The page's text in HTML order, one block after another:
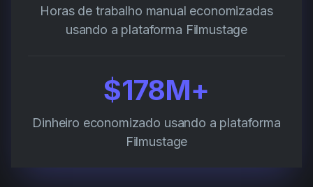
Horas de trabalho manual economizadas
usando a plataforma Filmustage
$178M+
Dinheiro economizado usando a plataforma
Filmustage